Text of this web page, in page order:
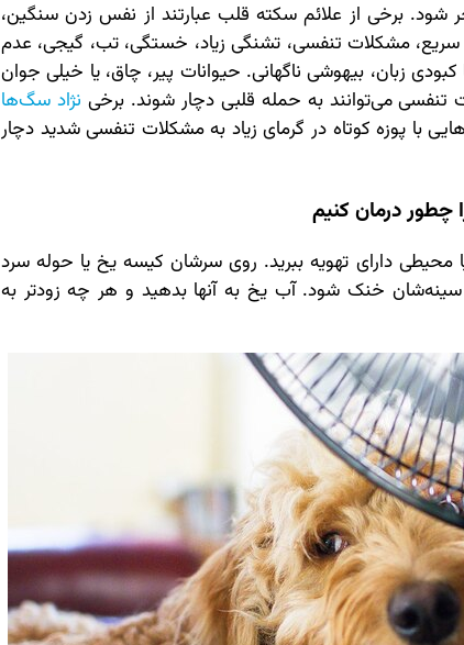
شود. برخی از علائم سکته قلب عبارتند از نفس زدن سنگین،
مشکلات تنفسی، تشنگی زیاد، خستگی، تب، گیجی، عدم
کبودی زبان، بیهوشی ناگهانی. حیوانات پیر، چاق، یا خیلی جوان
می‌توانند به حمله قلبی دچار شوند. برخی نژاد سگ‌ها
با پوزه کوتاه در گرمای زیاد به مشکلات تنفسی شدید دچار
چطور درمان کنیم
دارای تهویه ببرید. روی سرشان کیسه یخ یا حوله سرد
خنک شود. آب یخ به آنها بدهید و هر چه زودتر به